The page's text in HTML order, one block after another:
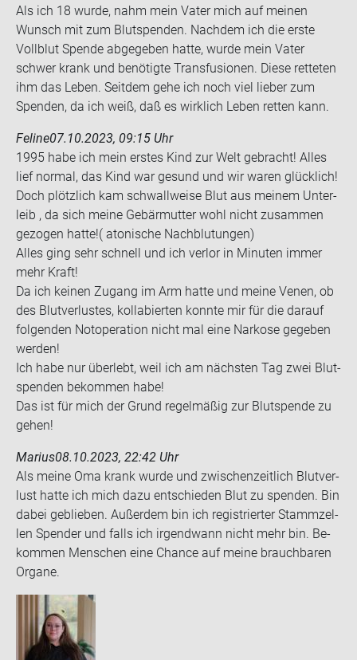
Als ich 18 wurde, nahm mein Vater mich auf mei­nen
Wunsch mit zum Blut­spen­den. Nach­dem ich die erste
Voll­blut Spen­de ab­ge­ge­ben hatte, wurde mein Vater
schwer krank und be­nö­tig­te Trans­fu­sio­nen. Diese ret­te­ten
ihm das Leben. Seit­dem gehe ich noch viel lie­ber zum
Spen­den, da ich weiß, daß es wirk­lich Leben ret­ten kann.
Feline07.10.2023, 09:15 Uhr
1995 habe ich mein ers­tes Kind zur Welt ge­bracht! Alles
lief nor­mal, das Kind war ge­sund und wir waren glück­lich!
Doch plötz­lich kam schwall­wei­se Blut aus mei­nem Un­ter­
leib , da sich meine Ge­bär­mut­ter wohl nicht zu­sam­men
ge­zo­gen hatte!( ato­ni­sche Nach­blu­tun­gen)
Alles ging sehr schnell und ich ver­lor in Mi­nu­ten immer
mehr Kraft!
Da ich kei­nen Zu­gang im Arm hatte und meine Venen, ob
des Blut­ver­lus­tes, kol­la­bier­ten konn­te mir für die dar­auf
fol­gen­den Not­ope­ra­ti­on nicht mal eine Nar­ko­se ge­ge­ben
wer­den!
Ich habe nur über­lebt, weil ich am nächs­ten Tag zwei Blut­
spen­den be­kom­men habe!
Das ist für mich der Grund re­gel­mä­ßig zur Blut­spen­de zu
gehen!
Marius08.10.2023, 22:42 Uhr
Als meine Oma krank wurde und zwi­schen­zeit­lich Blut­ver­
lust hatte ich mich dazu ent­schie­den Blut zu spen­den. Bin
dabei ge­blie­ben. Au­ßer­dem bin ich re­gis­trier­ter Stamm­zel­
len Spen­der und falls ich ir­gend­wann nicht mehr bin. Be­
kom­men Men­schen eine Chan­ce auf meine brauch­ba­ren
Or­ga­ne.